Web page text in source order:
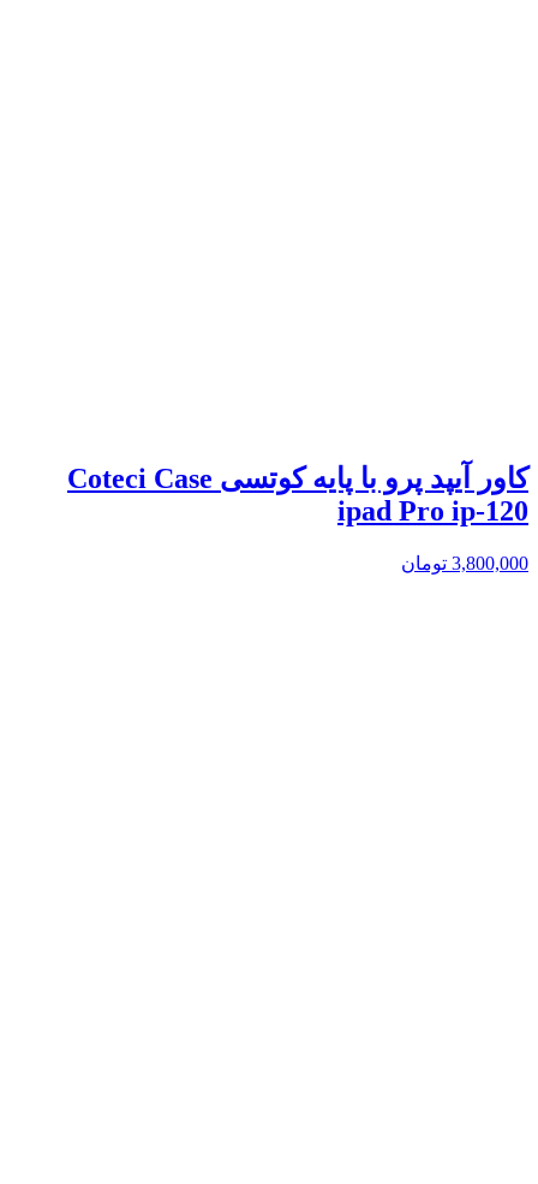
کاور آیپد پرو با پایه کوتسی Coteci Case
ipad Pro ip-120
3,800,000 تومان